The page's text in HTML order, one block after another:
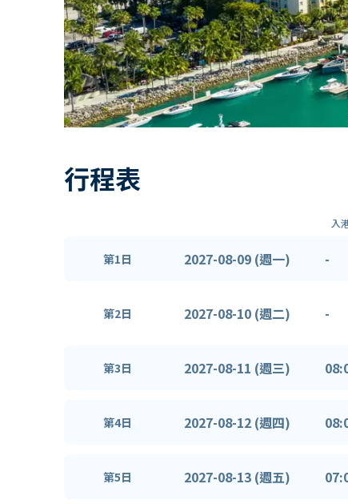
行程表
入
第1日 2027-08-09 (週一) -
第2日 2027-08-10 (週二) -
第3日 2027-08-11 (週三)
第4日 2027-08-12 (週四)
第5日 2027-08-13 (週五)